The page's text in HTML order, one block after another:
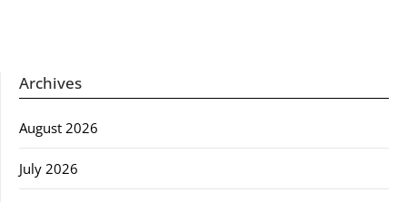
Archives
August 2026
July 2026